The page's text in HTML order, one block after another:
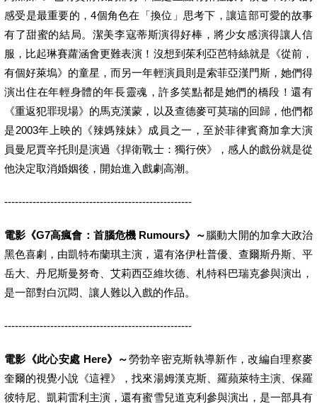
感受是最重要的，4個角色在「換位」思考下，讓這部可愛的故事
有了甜蜜的結局。潔美李寇蒂斯演得好棒，將少女感演得讓人信
服，比起琳賽蘿涵會更難表演！沒想到茱利亞芭特絲就是《從前，
有個好萊塢》的童星，而另一年輕演員則是索菲亞漢門斯，她們得
演出住在年輕身體的年長靈魂，許多笑點都是她們的橋段！還有
《重返犯罪現場》的馬克漢蒙，以及查德麥可莫瑞的回歸，他們都
是2003年上映的《辣媽辣妹》成員之一，至於菲律賓裔加拿大演
員曼尼賈辛托則是演過《捍衛戰士：獨行俠》，感人的戲份就是從
他決定取消婚姻後，開始進入戲劇高潮。
-----------------------------------------------------
電影《G7高瘋會：首腦危機 Rumours》～腦動大開的加拿大政治
黑色喜劇，由凱特布蘭琪主演，還有洛伊杜普優、查爾斯丹斯、平
岳大、丹尼斯曼努奇、艾莉西亞維坎德、札特科巴瑞克參與演出，
是一部對白沉悶、讓人難以入戲的作品。
-----------------------------------------------------
電影《此心安處 Here》～勞勃辛密克斯執導新作，改編自理察麥
奎爾的視覺小說《這裡》，找來湯姆漢克斯、羅蘋萊特主演、保羅
彼特尼、凱莉雷利主演，還有蜜雪兒道克利參與演出，是一部具有